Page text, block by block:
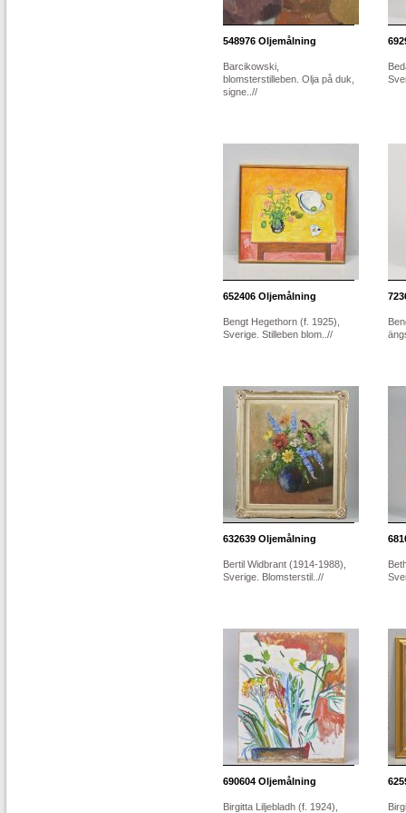
548976 Oljemålning
Barcikowski,
blomsterstilleben. Olja på duk,
signe..//
652406 Oljemålning
Bengt Hegethorn (f. 1925),
Sverige. Stilleben blom..//
632639 Oljemålning
Bertil Widbrant (1914-1988),
Sverige. Blomsterstil..//
690604 Oljemålning
Birgitta Liljebladh (f. 1924),